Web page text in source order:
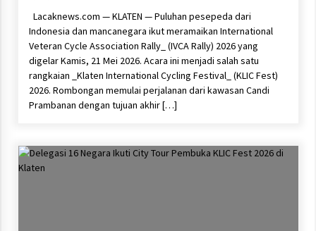
Lacaknews.com — KLATEN — Puluhan pesepeda dari
Indonesia dan mancanegara ikut meramaikan International
Veteran Cycle Association Rally_ (IVCA Rally) 2026 yang
digelar Kamis, 21 Mei 2026. Acara ini menjadi salah satu
rangkaian _Klaten International Cycling Festival_ (KLIC Fest)
2026. Rombongan memulai perjalanan dari kawasan Candi
Prambanan dengan tujuan akhir […]